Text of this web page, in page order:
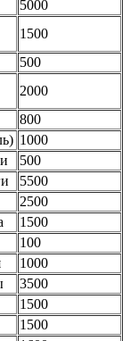
5000
1500
500
2000
800
1000
500
5500
2500
1500
100
1000
3500
1500
1500